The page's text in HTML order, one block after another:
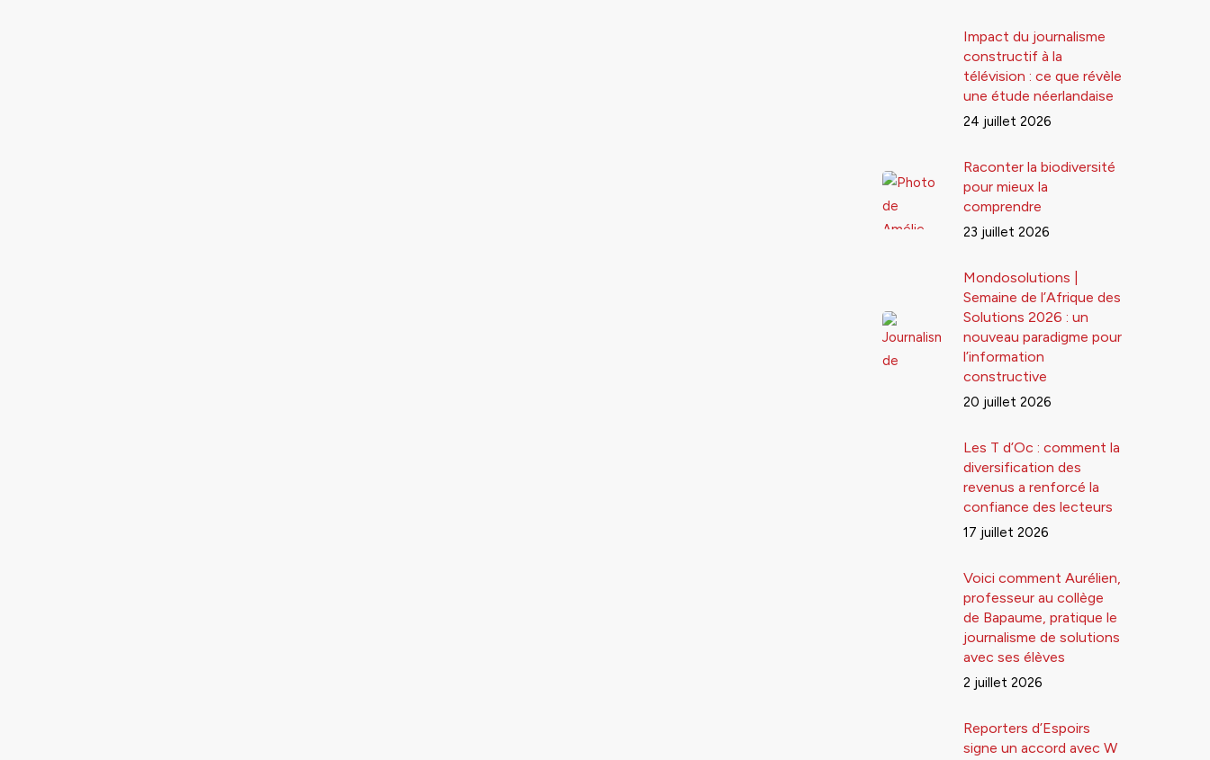
Impact du journalisme
constructif à la
télévision : ce que révèle
une étude néerlandaise
24 juillet 2026
Raconter la biodiversité
pour mieux la
comprendre
23 juillet 2026
Mondosolutions |
Semaine de l’Afrique des
Solutions 2026 : un
nouveau paradigme pour
l’information
constructive
20 juillet 2026
Les T d’Oc : comment la
diversification des
revenus a renforcé la
confiance des lecteurs
17 juillet 2026
Voici comment Aurélien,
professeur au collège
de Bapaume, pratique le
journalisme de solutions
avec ses élèves
2 juillet 2026
Reporters d’Espoirs
signe un accord avec W